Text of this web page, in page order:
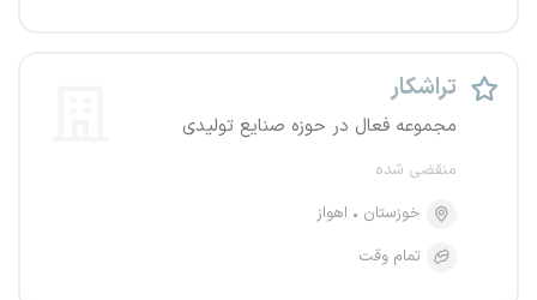
تراشکار
مجموعه فعال در حوزه صنایع تولیدی
منقضی شده
خوزستان
اهواز
تمام وقت